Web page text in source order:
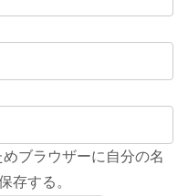
ブラウザーに自分の名
存する。